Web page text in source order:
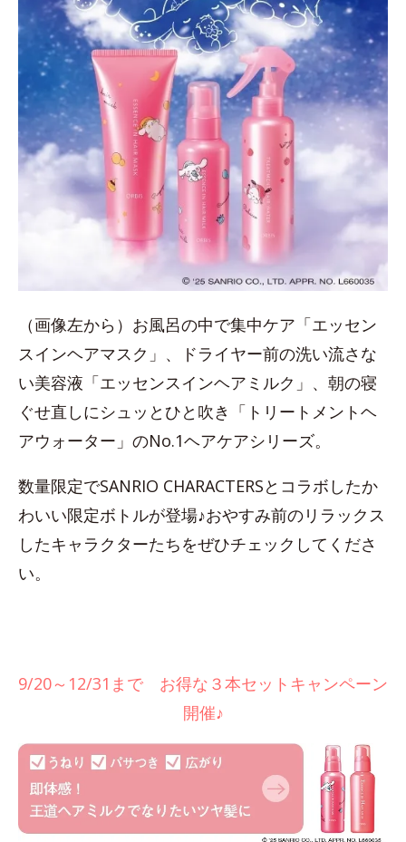
（画像左から）お風呂の中で集中ケア「エッセン
スインヘアマスク」、ドライヤー前の洗い流さな
い美容液「エッセンスインヘアミルク」、朝の寝
ぐせ直しにシュッとひと吹き「トリートメントヘ
アウォーター」のNo.1ヘアケアシリーズ。
数量限定でSANRIO CHARACTERSとコラボしたか
わいい限定ボトルが登場♪おやすみ前のリラックス
したキャラクターたちをぜひチェックしてくださ
い。
9/20～12/31まで お得な３本セットキャンペーン
開催♪